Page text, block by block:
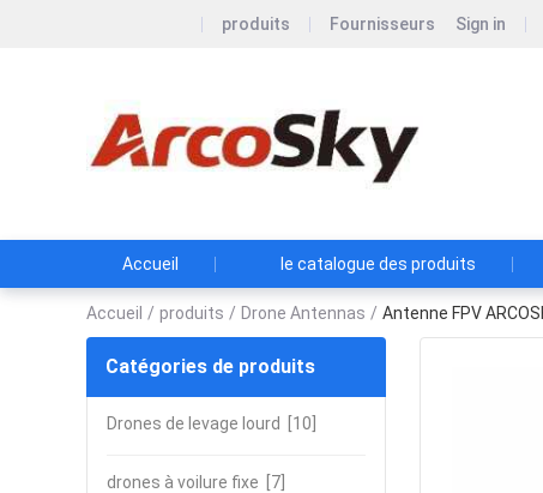
produits Fournisseurs Sign in
Accueil le catalogue des produits
Accueil / produits / Drone Antennas / Antenne FPV
Catégories de produits
Drones de levage lourd [10]
drones à voilure fixe [7]